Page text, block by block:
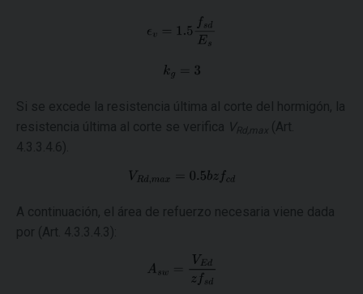
Si se excede la resistencia última al corte del hormigón, la
resistencia última al corte se verifica VRd,max (Art.
4.3.3.4.6).
A continuación, el área de refuerzo necesaria viene dada
por (Art. 4.3.3.4.3):